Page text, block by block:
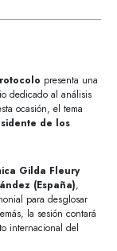
presenta una
dedicado al análisis
ocasión, el tema
de los
Gilda Fleury
(España),
para desglosar
la sesión contará
internacional del